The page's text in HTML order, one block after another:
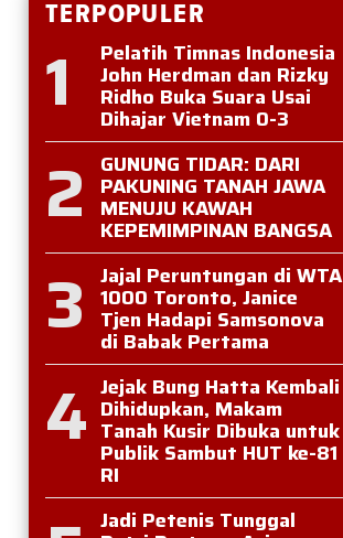
TERPOPULER
1 Pelatih Timnas Indonesia
John Herdman dan Rizky
Ridho Buka Suara Usai
Dihajar Vietnam 0-3
2 GUNUNG TIDAR: DARI
PAKUNING TANAH JAWA
MENUJU KAWAH
KEPEMIMPINAN BANGSA
3 Jajal Peruntungan di WTA
1000 Toronto, Janice
Tjen Hadapi Samsonova
di Babak Pertama
4 Jejak Bung Hatta Kembali
Dihidupkan, Makam
Tanah Kusir Dibuka untuk
Publik Sambut HUT ke-81
RI
Jadi Petenis Tunggal